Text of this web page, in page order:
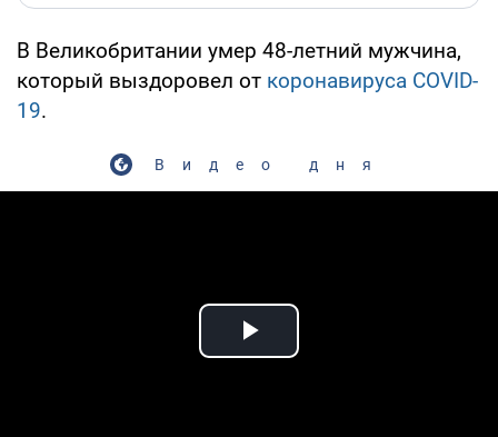
В Великобритании умер 48-летний мужчина,
который выздоровел от коронавируса COVID-
19.
Видео дня
Play Video